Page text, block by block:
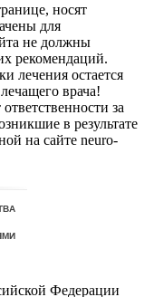
носят
для
не должны
рекомендаций.
лечения остается
врача!
за
в результате
на сайте neuro-